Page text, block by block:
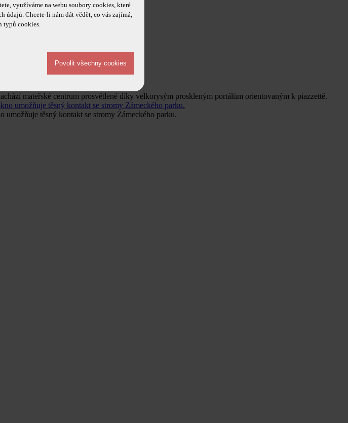
mateřské centrum prosvětlené díky velkorysým proskleným portálům orientovaným k piazzettě.
těsný kontakt se stromy Zámeckého parku.
využíváme na webu soubory cookies, které
údajů. Chcete-li nám dát vědět, co vás zajímá,
typů cookies.